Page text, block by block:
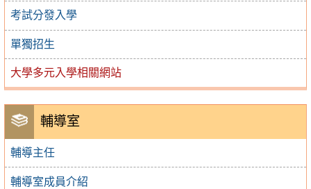
考試分發入學
單獨招生
大學多元入學相關網站
輔導室
輔導主任
輔導室成員介紹